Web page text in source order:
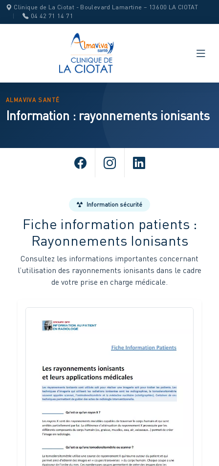
Clinique de La Ciotat - Boulevard Lamartine – 13600 LA CIOTAT
04 42 71 14 71
ALMAVIVA SANTÉ
Information : rayonnements ionisants
Information sécurité
Fiche information patients :
Rayonnements Ionisants
Consultez les informations importantes concernant
l’utilisation des rayonnements ionisants dans le cadre
de votre prise en charge médicale.